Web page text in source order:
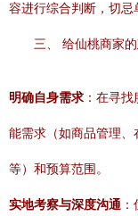
容进行综合判断，切忌
三、 给仙桃商家
明确自身需求 ：在寻
能需求（如商品管理
等）和预算范围。
实地考察与深度沟通